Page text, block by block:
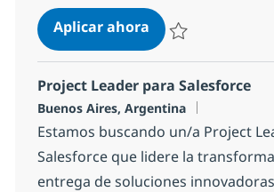
Aplicar ahoraConsultor/a SAP
Project Leader para Salesforce
Ubicación
Buenos Aires, Argentina
Estamos buscando un/a Project
Salesforce que lidere la
entrega de soluciones